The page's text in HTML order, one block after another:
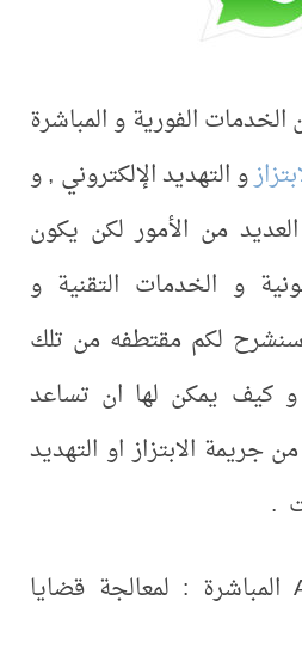
الفورية و المباشرة
و التهديد الإلكتروني , و
من الأمور لكن يكون
و الخدمات التقنية و
لكم مقتطفه من تلك
كيف يمكن لها ان تساعد
الابتزاز او التهديد
.
خدمات Antiextortion المباشرة : لمعالجة قضايا